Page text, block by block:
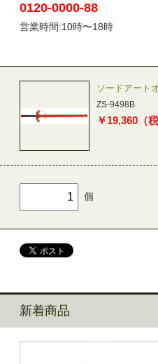
0120-0000-88
営業時間:10時〜18時
ソードアート
ZS-9498B
￥19,360 （
個
新着商品